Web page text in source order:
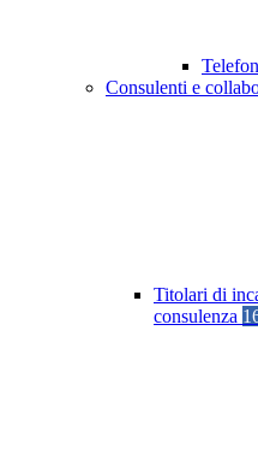
Consulenti e
Titolari di
consulenza